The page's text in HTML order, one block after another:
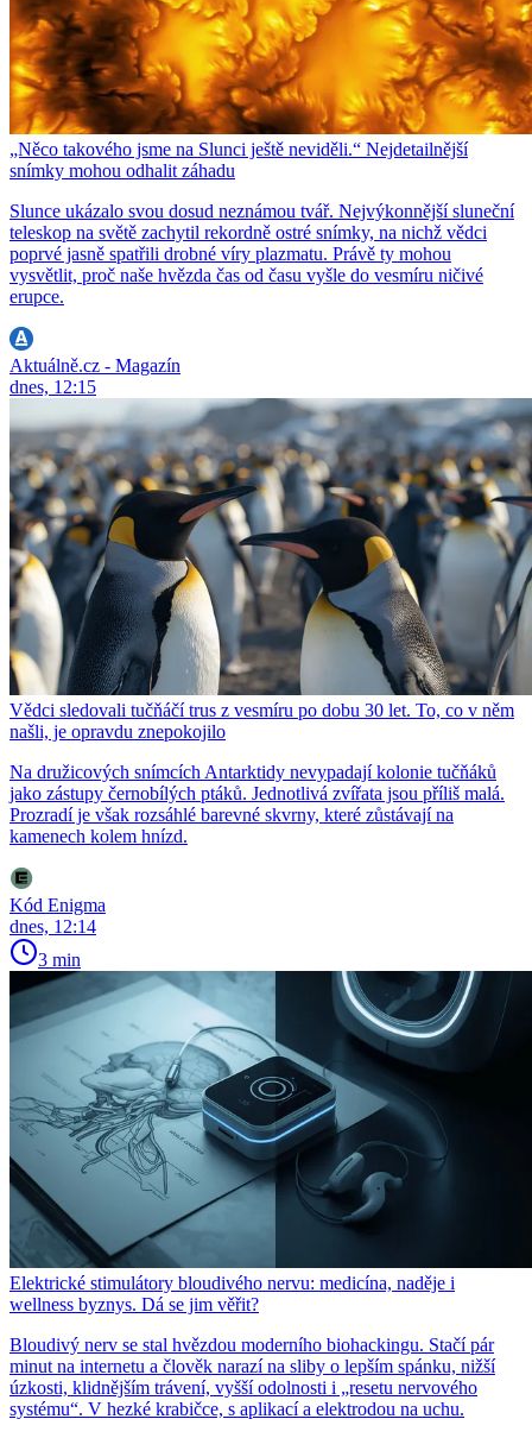
„Něco takového jsme na Slunci ještě neviděli.“ Nejdetailnější
snímky mohou odhalit záhadu
Slunce ukázalo svou dosud neznámou tvář. Nejvýkonnější sluneční
teleskop na světě zachytil rekordně ostré snímky, na nichž vědci
poprvé jasně spatřili drobné víry plazmatu. Právě ty mohou
vysvětlit, proč naše hvězda čas od času vyšle do vesmíru ničivé
erupce.
Aktuálně.cz - Magazín
dnes, 12:15
Vědci sledovali tučňáčí trus z vesmíru po dobu 30 let. To, co v něm
našli, je opravdu znepokojilo
Na družicových snímcích Antarktidy nevypadají kolonie tučňáků
jako zástupy černobílých ptáků. Jednotlivá zvířata jsou příliš malá.
Prozradí je však rozsáhlé barevné skvrny, které zůstávají na
kamenech kolem hnízd.
Kód Enigma
dnes, 12:14
3 min
Elektrické stimulátory bloudivého nervu: medicína, naděje i
wellness byznys. Dá se jim věřit?
Bloudivý nerv se stal hvězdou moderního biohackingu. Stačí pár
minut na internetu a člověk narazí na sliby o lepším spánku, nižší
úzkosti, klidnějším trávení, vyšší odolnosti i „resetu nervového
systému“. V hezké krabičce, s aplikací a elektrodou na uchu.